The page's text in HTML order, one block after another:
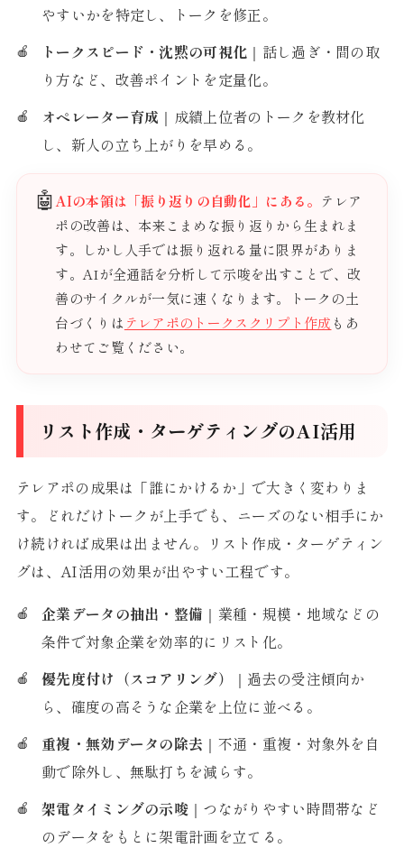
やすいかを特定し、トークを修正。
トークスピード・沈黙の可視化 ｜話し過ぎ・間の取
り方など、改善ポイントを定量化。
オペレーター育成 ｜成績上位者のトークを教材化
し、新人の立ち上がりを早める。
🤖AIの本領は「振り返りの自動化」にある。 テレア
ポの改善は、本来こまめな振り返りから生まれま
す。しかし人手では振り返れる量に限界がありま
す。AIが全通話を分析して示唆を出すことで、改
善のサイクルが一気に速くなります。トークの土
台づくりは テレアポのトークスクリプト作成 もあ
わせてご覧ください。
リスト作成・ターゲティングのAI活用
テレアポの成果は「誰にかけるか」で大きく変わりま
す。どれだけトークが上手でも、ニーズのない相手にか
け続ければ成果は出ません。リスト作成・ターゲティン
グは、AI活用の効果が出やすい工程です。
企業データの抽出・整備 ｜業種・規模・地域などの
条件で対象企業を効率的にリスト化。
優先度付け（スコアリング）
｜過去の受注傾向か
ら、確度の高そうな企業を上位に並べる。
重複・無効データの除去 ｜不通・重複・対象外を自
動で除外し、無駄打ちを減らす。
架電タイミングの示唆 ｜つながりやすい時間帯など
のデータをもとに架電計画を立てる。